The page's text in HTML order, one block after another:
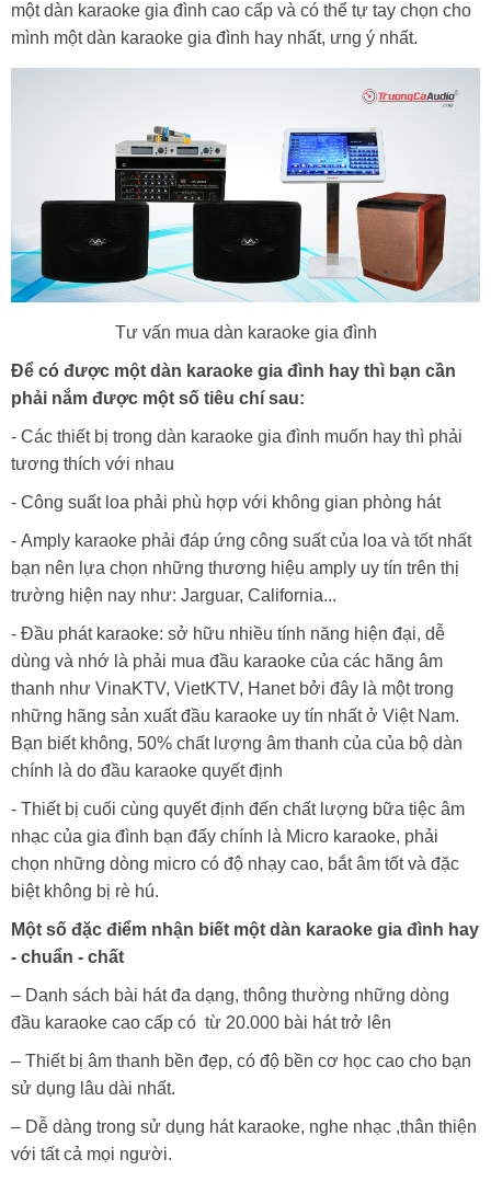
một dàn karaoke gia đình cao cấp và có thể tự tay chọn cho
mình một dàn karaoke gia đình hay nhất, ưng ý nhất.
Tư vấn mua dàn karaoke gia đình
Để có được một dàn karaoke gia đình hay thì bạn cần
phải nắm được một số tiêu chí sau:
- Các thiết bị trong dàn karaoke gia đình muốn hay thì phải
tương thích với nhau
- Công suất loa phải phù hợp với không gian phòng hát
- Amply karaoke phải đáp ứng công suất của loa và tốt nhất
bạn nên lựa chọn những thương hiệu amply uy tín trên thị
trường hiện nay như: Jarguar, California...
- Đầu phát karaoke: sở hữu nhiều tính năng hiện đại, dễ
dùng và nhớ là phải mua đầu karaoke của các hãng âm
thanh như VinaKTV, VietKTV, Hanet bởi đây là một trong
những hãng sản xuất đầu karaoke uy tín nhất ở Việt Nam.
Bạn biết không, 50% chất lượng âm thanh của của bộ dàn
chính là do đầu karaoke quyết định
- Thiết bị cuối cùng quyết định đến chất lượng bữa tiệc âm
nhạc của gia đình bạn đấy chính là Micro karaoke, phải
chọn những dòng micro có độ nhạy cao, bắt âm tốt và đặc
biệt không bị rè hú.
Một số đặc điểm nhận biết một dàn karaoke gia đình hay
- chuẩn - chất
– Danh sách bài hát đa dạng, thông thường những dòng
đầu karaoke cao cấp có từ 20.000 bài hát trở lên
– Thiết bị âm thanh bền đẹp, có độ bền cơ học cao cho bạn
sử dụng lâu dài nhất.
– Dễ dàng trong sử dụng hát karaoke, nghe nhạc ,thân thiện
với tất cả mọi người.